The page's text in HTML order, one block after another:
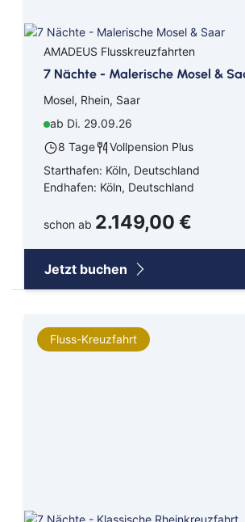
AMADEUS Flusskreuzfahrten
7 Nächte - Malerische Mosel &
Mosel, Rhein, Saar
ab Di. 29.09.26
8 Tage
Vollpension Plus
Starthafen: Köln, Deutschland
Endhafen: Köln, Deutschland
schon ab 2.149,00 €
Jetzt buchen
Fluss-Kreuzfahrt